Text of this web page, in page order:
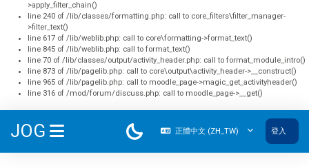
>apply_filter_chain()
line 240 of /lib/classes/formatting.php: call to core_filters\filter_manager-
>filter_text()
line 617 of /lib/weblib.php: call to core\formatting->format_text()
line 845 of /lib/weblib.php: call to format_text()
line 70 of /lib/classes/output/activity_header.php: call to format_module_intro()
line 873 of /lib/pagelib.php: call to core\output\activity_header->__construct()
line 965 of /lib/pagelib.php: call to moodle_page->magic_get_activityheader()
line 316 of /mod/forum/discuss.php: call to moodle_page->__get()
JOG 正體中文 ‎(ZH_TW)‎ 登入